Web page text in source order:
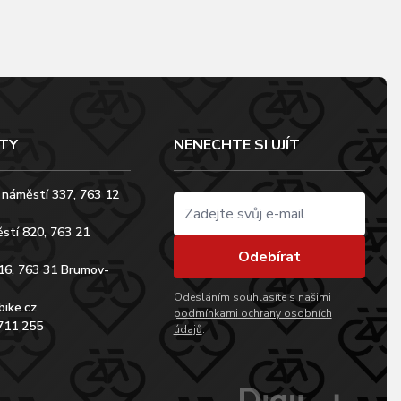
337, 763 12
820, 763 21
763 31 Brumov-
255
NENECHTE SI UJÍT
Odebírat
Odesláním souhlasíte s našimi
podmínkami ochrany osobních
údajů.